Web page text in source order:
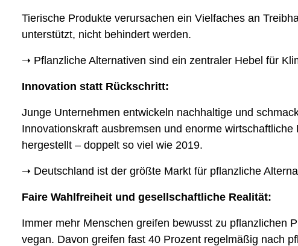
Tierische Produkte verursachen ein Vielfaches an
unterstützt, nicht behindert werden.
➝ Pflanzliche Alternativen sind ein zentraler Hebel für
Innovation statt Rückschritt:
Junge Unternehmen entwickeln nachhaltige und
Innovationskraft ausbremsen und enorme
hergestellt – doppelt so viel wie 2019.
➝ Deutschland ist der größte Markt für pflanzliche
Faire Wahlfreiheit und gesellschaftliche Realität:
Immer mehr Menschen greifen bewusst zu pflanzlichen
vegan. Davon greifen fast 40 Prozent regelmäßig nach